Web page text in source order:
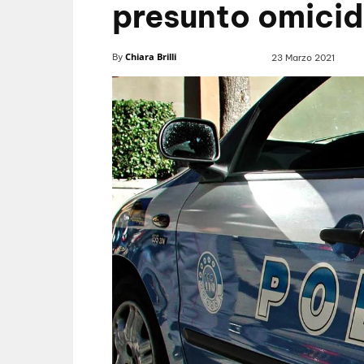
presunto
By Chiara Brilli 23 Marzo 2021